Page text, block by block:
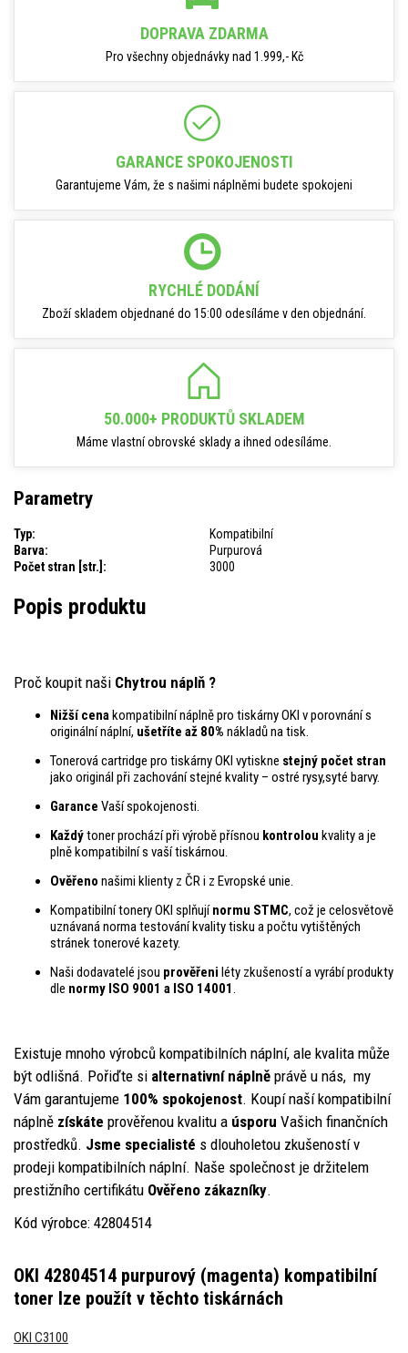
DOPRAVA ZDARMA
Pro všechny objednávky nad 1.999,- Kč
GARANCE SPOKOJENOSTI
Garantujeme Vám, že s našimi náplněmi budete spokojeni
RYCHLÉ DODÁNÍ
Zboží skladem objednané do 15:00 odesíláme v den objednání.
50.000+ PRODUKTŮ SKLADEM
Máme vlastní obrovské sklady a ihned odesíláme.
Parametry
Typ:
Kompatibilní
Barva:
Purpurová
Počet stran [str.]:
3000
Popis produktu
Proč koupit naši Chytrou náplň ?
Nižší cenakompatibilní náplně pro tiskárny OKI v porovnání s
originální náplní, ušetříte až 80% nákladů na tisk.
Tonerová cartridge pro tiskárny OKI vytiskne stejný počet stran
jako originál při zachování stejné kvality – ostré rysy,syté barvy.
Garance Vaší spokojenosti.
Každýtoner prochází při výrobě přísnou kontrolou kvality a je
plně kompatibilní s vaší tiskárnou.
Ověřeno našimi klienty z ČR i z Evropské unie.
Kompatibilní tonery OKI splňujínormu STMC, což je celosvětově
uznávaná norma testování kvality tisku a počtu vytištěných
stránek tonerové kazety.
Naši dodavatelé jsou prověřeni léty zkušeností a vyrábí produkty
dle normy ISO 9001 a ISO 14001.
Existuje mnoho výrobců kompatibilních náplní, ale kvalita může
být odlišná. Pořiďte si alternativní náplně právě u nás, my
Vám garantujeme 100% spokojenost. Koupí naší kompatibilní
náplně získáte prověřenou kvalitu a úsporu Vašich finančních
prostředků. Jsme specialisté s dlouholetou zkušeností v
prodeji kompatibilních náplní. Naše společnost je držitelem
prestižního certifikátu Ověřeno zákazníky.
Kód výrobce: 42804514
OKI 42804514 purpurový (magenta) kompatibilní
toner lze použít v těchto tiskárnách
OKI C3100